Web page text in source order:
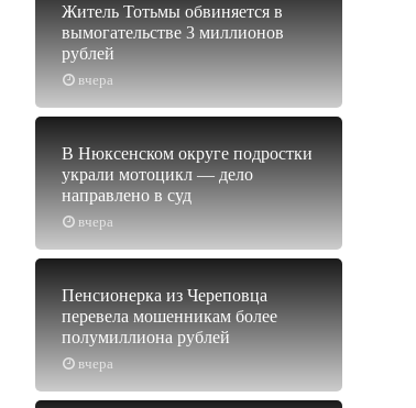
вчера
Житель Тотьмы обвиняется в
вымогательстве 3 миллионов
рублей
вчера
В Нюксенском округе подростки
украли мотоцикл — дело
направлено в суд
вчера
Пенсионерка из Череповца
перевела мошенникам более
полумиллиона рублей